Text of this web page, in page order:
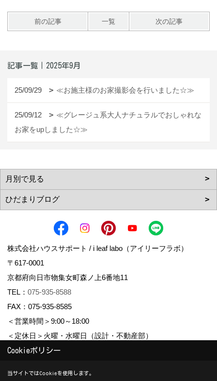
前の記事 一覧 次の記事
記事一覧｜2025年9月
25/09/29 ≪お施主様のお家撮影会を行いました☆≫
25/09/12
≪グレージュ系大人ナチュラルでおしゃれな
お家をupしました☆≫
株式会社ハウスサポート / i leaf labo（アイリーフラボ）
〒617-0001
京都府向日市物集女町森ノ上6番地11
TEL： 075-935-8588
FAX：075-935-8585
＜営業時間＞9:00～18:00
＜定休日＞火曜・水曜日（設計・不動産部）
Copyright (c) housesupport. All Rights Reserved.
Cookieポリシー
当サイトではCookieを使用します。